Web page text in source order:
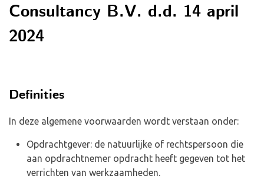
Consultancy B.V. d.d. 14 april
2024
Definities
In deze algemene voorwaarden wordt verstaan onder:
Opdrachtgever: de natuurlijke of rechtspersoon die
aan opdrachtnemer opdracht heeft gegeven tot het
verrichten van werkzaamheden.